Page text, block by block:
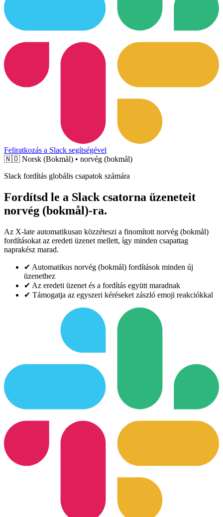
Feliratkozás a Slack segítségével
🇳🇴 Norsk (Bokmål) • norvég (bokmål)
Slack fordítás globális csapatok számára
Fordítsd le a Slack csatorna üzeneteit
norvég (bokmål)-ra.
Az X-late automatikusan közzéteszi a finomított norvég (bokmål)
fordításokat az eredeti üzenet mellett, így minden csapattag
naprakész marad.
✔ Automatikus norvég (bokmål) fordítások minden új
üzenethez
✔ Az eredeti üzenet és a fordítás együtt maradnak
✔ Támogatja az egyszeri kéréseket zászló emoji reakciókkal